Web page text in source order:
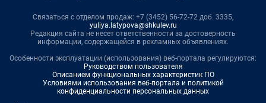
Связаться с отделом продаж: +7 (3452) 56-72-72 доб. 3335,
yuliya.latypova@shkulev.ru
Редакция сайта не несет ответственности за достоверность
информации, содержащейся в рекламных объявлениях.
Особенности эксплуатации (использования) веб-портала регулируются:
Руководством пользователя
Описанием функциональных характеристик ПО
Условиями использования веб-портала и политикой
конфиденциальности персональных данных